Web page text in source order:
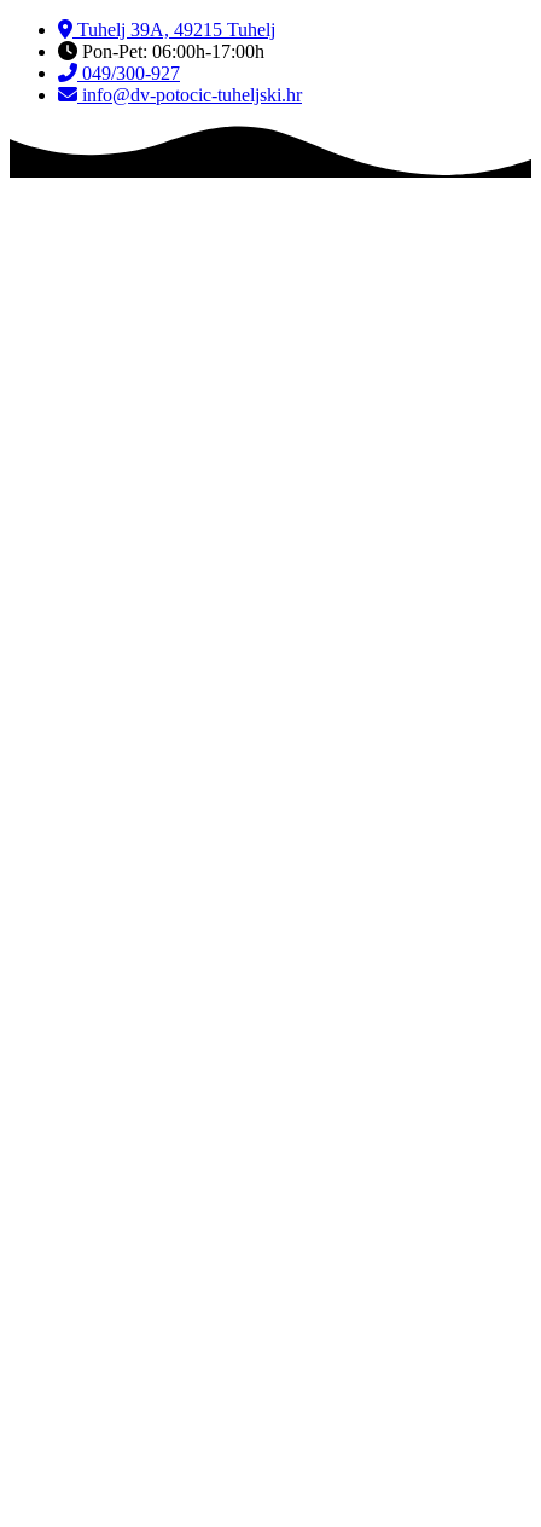
Skip
content
Tuhelj 39A, 49215 Tuhelj
Pon-Pet: 06:00h-17:00h
049/300-927
info@dv-potocic-tuheljski.hr